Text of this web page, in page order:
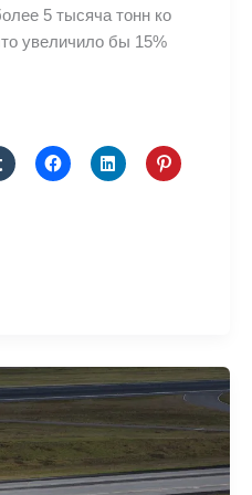
5 тысяча тонн ко
увеличило бы 15%